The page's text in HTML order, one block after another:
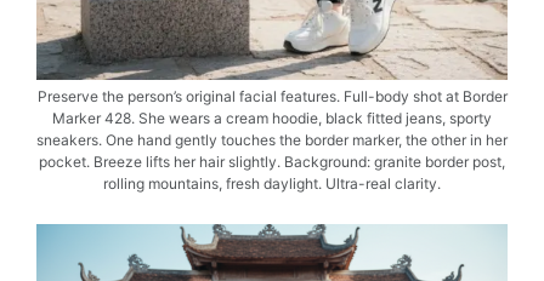
Preserve the person’s original facial features. Full-body shot at Border
Marker 428. She wears a cream hoodie, black fitted jeans, sporty
sneakers. One hand gently touches the border marker, the other in her
pocket. Breeze lifts her hair slightly. Background: granite border post,
rolling mountains, fresh daylight. Ultra-real clarity.